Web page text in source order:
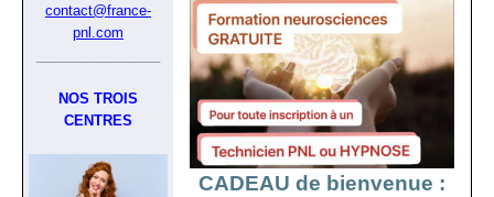
contact@france-
pnl.com
NOS TROIS
CENTRES
CADEAU de bienvenue :